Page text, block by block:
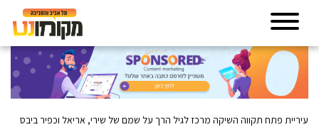
עיריית פתח תקווה השיקה מרכז לגיל הרך על שמם של שירי, אריאל וכפיר ביבס